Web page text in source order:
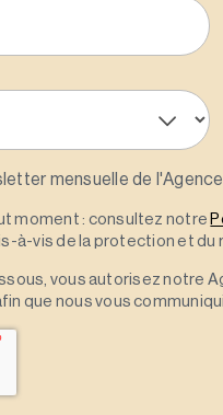
mensuelle de
moment : consultez notre
à-vis de la protection et du
vous autorisez
que nous vous